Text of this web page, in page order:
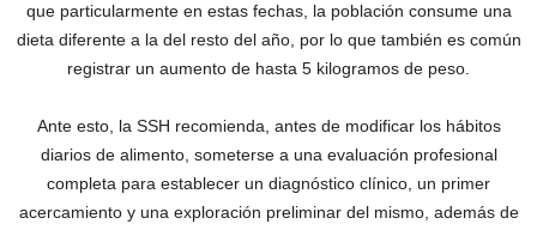
que particularmente en estas fechas, la población consume una
dieta diferente a la del resto del año, por lo que también es común
registrar un aumento de hasta 5 kilogramos de peso.
Ante esto, la SSH recomienda, antes de modificar los hábitos
diarios de alimento, someterse a una evaluación profesional
completa para establecer un diagnóstico clínico, un primer
acercamiento y una exploración preliminar del mismo, además de